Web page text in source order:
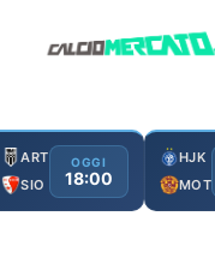
ART
SIO
OGGI
18:00
HJK
MOT